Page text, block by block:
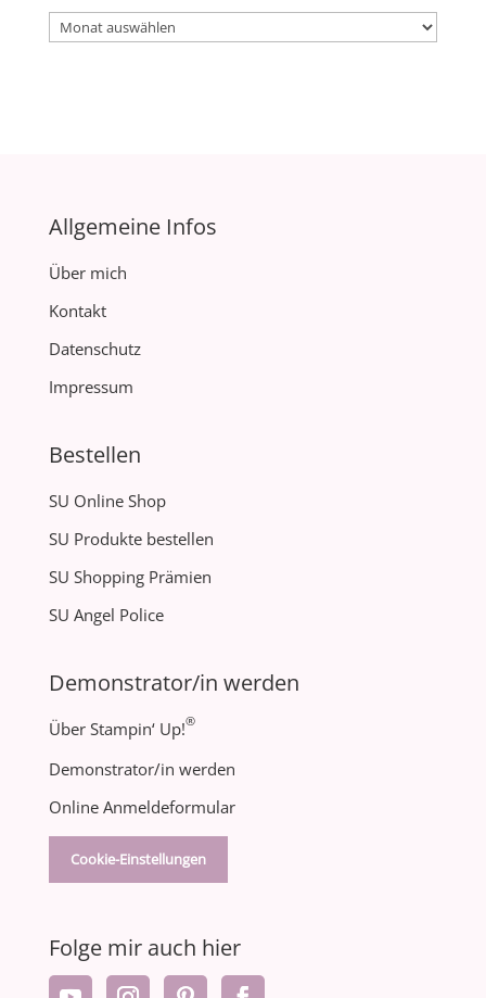
Archiv
Allgemeine Infos
Über mich
Kontakt
Datenschutz
Impressum
Bestellen
SU Online Shop
SU Produkte bestellen
SU Shopping Prämien
SU Angel Police
Demonstrator/in werden
Über Stampin‘ Up!®
Demonstrator/in werden
Online Anmeldeformular
Cookie-Einstellungen
Folge mir auch hier